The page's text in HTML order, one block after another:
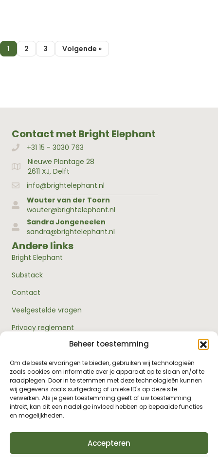
Beheer toestemming
Om de beste ervaringen te bieden, gebruiken wij technologieën
zoals cookies om informatie over je apparaat op te slaan en/of te
raadplegen. Door in te stemmen met deze technologieën kunnen
wij gegevens zoals surfgedrag of unieke ID's op deze site
verwerken. Als je geen toestemming geeft of uw toestemming
intrekt, kan dit een nadelige invloed hebben op bepaalde functies
en mogelijkheden.
Accepteren
1 2 3 Volgende »
Contact met Bright Elephant
Bellen met Bright Elephant
+31 15 - 3030 763
Adres Bright Elephant
Nieuwe Plantage 28
2611 XJ, Delft
info@brightelephant.nl
Wouter van der Toorn
wouter@brightelephant.nl
Sandra Jongeneelen
sandra@brightelephant.nl
Andere links
Bright Elephant
Substack
Contact
Veelgestelde vragen
Privacy reglement
Algemene voorwaarden
Over ons
RouwExpertise.nl is een initiatief van Bright Elephant en
hét kennisplatform over rouw en verlies. Wij bieden
betrouwbare informatie en praktische hulp voor
iedereen die met rouw te maken heeft - van jezelf tot je
omgeving, van professionals tot leidinggevenden.